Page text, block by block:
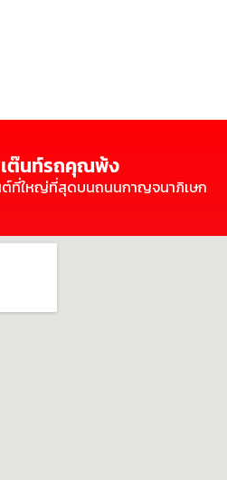
ต๊นท์รถคุณพ้ง
ต์ที่ใหญ่ที่สุดบนถนนกาญจนาภิเษก